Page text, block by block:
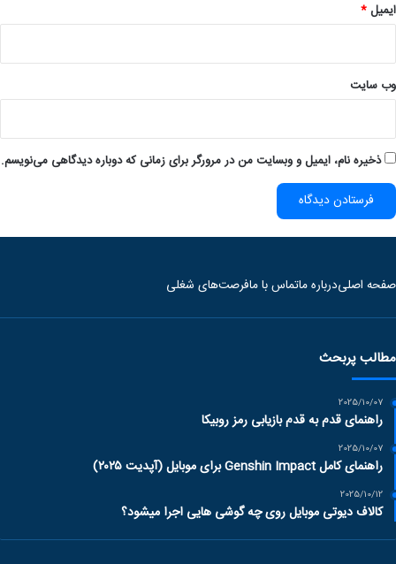
ایمیل*
وب‌ سایت
ذخیره نام، ایمیل و وبسایت من در مرورگر برای زمانی که دوباره دیدگاهی می‌نویسم.
صفحه اصلیدرباره ماتماس با مافرصت‌های شغلی
مطالب پربحث
2025/10/07
راهنمای قدم به قدم بازیابی رمز روبیکا
2025/10/07
راهنمای کامل Genshin Impact برای موبایل (آپدیت ۲۰۲۵)
2025/10/12
کالاف دیوتی موبایل روی چه گوشی هایی اجرا میشود؟